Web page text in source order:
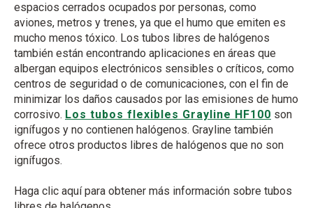
espacios cerrados ocupados por personas, como
aviones, metros y trenes, ya que el humo que emiten es
mucho menos tóxico. Los tubos libres de halógenos
también están encontrando aplicaciones en áreas que
albergan equipos electrónicos sensibles o críticos, como
centros de seguridad o de comunicaciones, con el fin de
minimizar los daños causados ​​por las emisiones de humo
corrosivo. Los tubos flexibles Grayline HF100 son
ignífugos y no contienen halógenos. Grayline también
ofrece otros productos libres de halógenos que no son
ignífugos.
Haga clic aquí para obtener más información sobre tubos